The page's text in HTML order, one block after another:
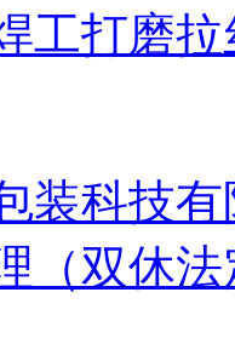
工打磨拉
装科技
（双休